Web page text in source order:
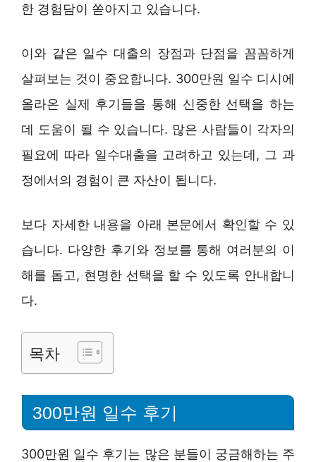
한 경험담이 쏟아지고 있습니다.
이와 같은 일수 대출의 장점과 단점을 꼼꼼하게
살펴보는 것이 중요합니다. 300만원 일수 디시에
올라온 실제 후기들을 통해 신중한 선택을 하는
데 도움이 될 수 있습니다. 많은 사람들이 각자의
필요에 따라 일수대출을 고려하고 있는데, 그 과
정에서의 경험이 큰 자산이 됩니다.
보다 자세한 내용을 아래 본문에서 확인할 수 있
습니다. 다양한 후기와 정보를 통해 여러분의 이
해를 돕고, 현명한 선택을 할 수 있도록 안내합니
다.
목차
300만원 일수 후기
300만원 일수 후기는 많은 분들이 궁금해하는 주